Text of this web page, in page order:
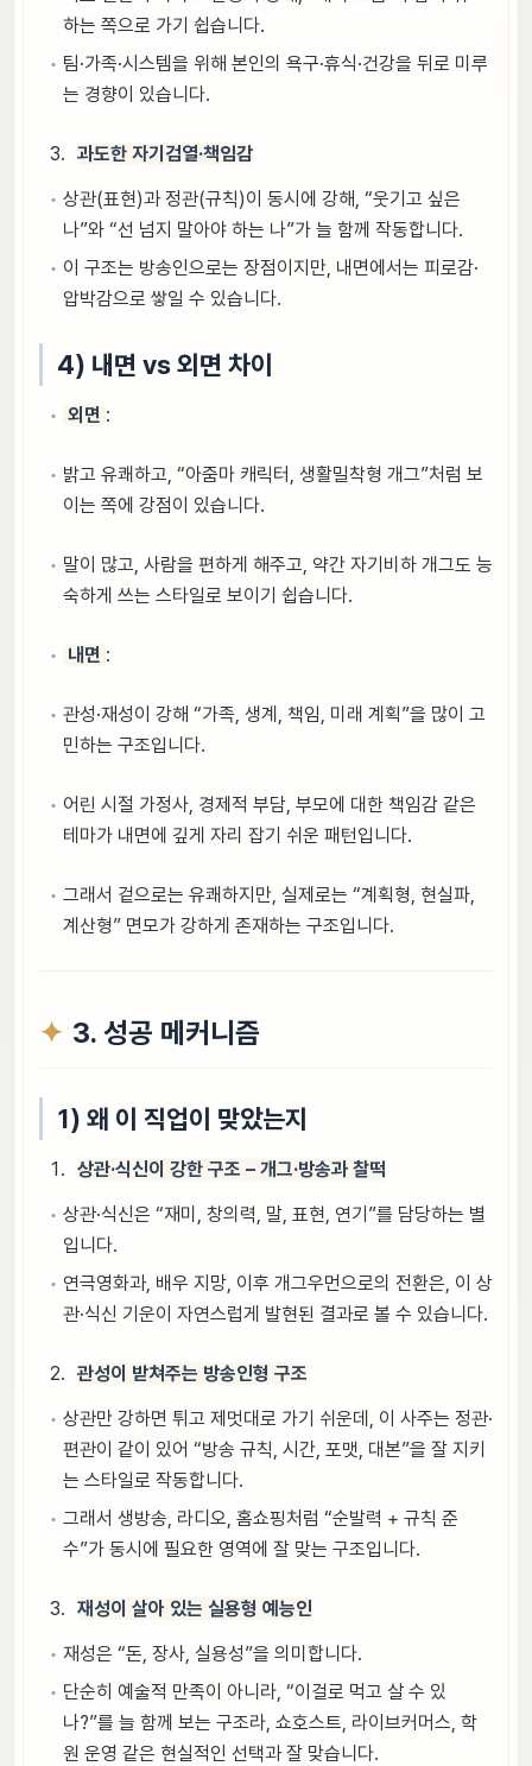
하는 쪽으로 가기 쉽습니다.
팀·가족·시스템을 위해 본인의 욕구·휴식·건강을 뒤로 미루
는 경향이 있습니다.
과도한 자기검열·책임감
상관(표현)과 정관(규칙)이 동시에 강해, “웃기고 싶은
나”와 “선 넘지 말아야 하는 나”가 늘 함께 작동합니다.
이 구조는 방송인으로는 장점이지만, 내면에서는 피로감·
압박감으로 쌓일 수 있습니다.
4) 내면 vs 외면 차이
외면 :
밝고 유쾌하고, “아줌마 캐릭터, 생활밀착형 개그”처럼 보
이는 쪽에 강점이 있습니다.
말이 많고, 사람을 편하게 해주고, 약간 자기비하 개그도 능
숙하게 쓰는 스타일로 보이기 쉽습니다.
내면 :
관성·재성이 강해 “가족, 생계, 책임, 미래 계획”을 많이 고
민하는 구조입니다.
어린 시절 가정사, 경제적 부담, 부모에 대한 책임감 같은
테마가 내면에 깊게 자리 잡기 쉬운 패턴입니다.
그래서 겉으로는 유쾌하지만, 실제로는 “계획형, 현실파,
계산형” 면모가 강하게 존재하는 구조입니다.
3. 성공 메커니즘
1) 왜 이 직업이 맞았는지
상관·식신이 강한 구조 – 개그·방송과 찰떡
상관·식신은 “재미, 창의력, 말, 표현, 연기”를 담당하는 별
입니다.
연극영화과, 배우 지망, 이후 개그우먼으로의 전환은, 이 상
관·식신 기운이 자연스럽게 발현된 결과로 볼 수 있습니다.
관성이 받쳐주는 방송인형 구조
상관만 강하면 튀고 제멋대로 가기 쉬운데, 이 사주는 정관·
편관이 같이 있어 “방송 규칙, 시간, 포맷, 대본”을 잘 지키
는 스타일로 작동합니다.
그래서 생방송, 라디오, 홈쇼핑처럼 “순발력 + 규칙 준
수”가 동시에 필요한 영역에 잘 맞는 구조입니다.
재성이 살아 있는 실용형 예능인
재성은 “돈, 장사, 실용성”을 의미합니다.
단순히 예술적 만족이 아니라, “이걸로 먹고 살 수 있
나?”를 늘 함께 보는 구조라, 쇼호스트, 라이브커머스, 학
원 운영 같은 현실적인 선택과 잘 맞습니다.